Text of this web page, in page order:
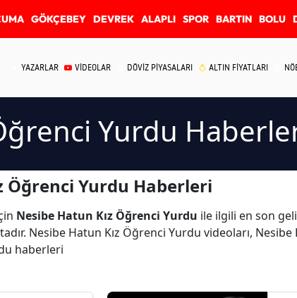
GÖKÇEBEY DEVREK ALAPLI SPOR BARTIN BOLU
YAZARLAR VİDEOLAR DÖVİZ PİYASALARI ALTIN FİYATLARI
Yurdu
Öğrenci Yurdu Haberleri
Nesibe Hatun Kız Öğrenci Yurdu ile ilgili en son
Nesibe Hatun Kız Öğrenci Yurdu videoları,
haberleri